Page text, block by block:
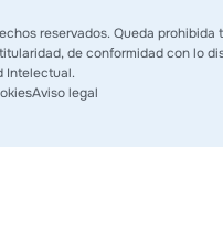
reservados. Queda
de conformidad con lo
Intelectual.
Aviso legal